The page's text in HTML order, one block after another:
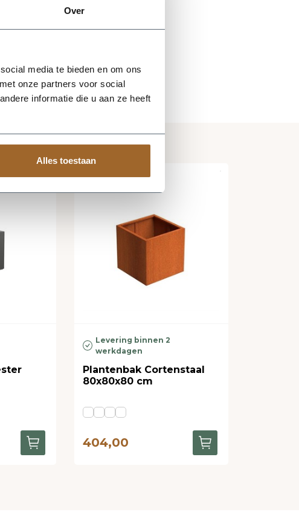
Over
media te bieden en om ons
onze partners voor social
informatie die u aan ze heeft
Alles toestaan
Levering binnen 2
werkdagen
Plantenbak Cortenstaal
80x80x80 cm
404,00